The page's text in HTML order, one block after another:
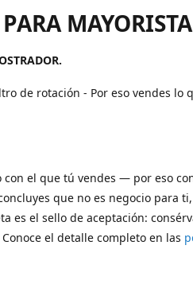
de rotación - Por eso vendes lo
el que tú vendes — por eso
que no es negocio para
es el sello de aceptación:
el detalle completo en las